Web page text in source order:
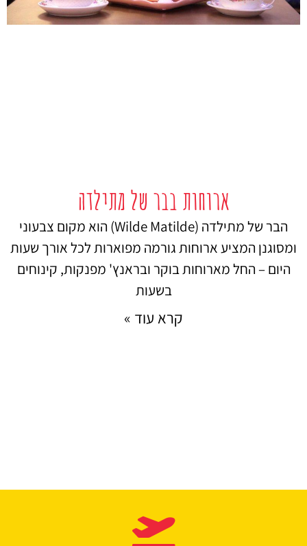
ארוחות בבר של מתילדה
הבר של מתילדה (Wilde Matilde) הוא מקום צבעוני
ומסוגנן המציע ארוחות גורמה מפוארות לכל אורך שעות
היום – החל מארוחות בוקר ובראנץ' מפנקות, קינוחים
בשעות
קרא עוד »